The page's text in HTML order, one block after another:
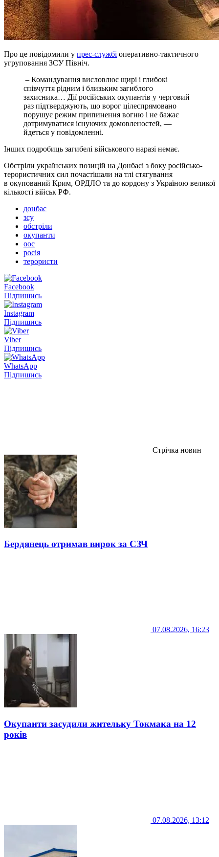
Про це повідомили у прес-службі оперативно-тактичного
угруповання ЗСУ Північ.
– Командування висловлює щирі і глибокі
співчуття рідним і близьким загиблого
захисника… Дії російських окупантів у черговий
раз підтверджують, що ворог цілеспрямовано
порушує режим припинення вогню і не бажає
дотримуватися існуючих домовленостей, —
йдеться у повідомленні.
Інших подробиць загибелі військового наразі немає.
Обстріли українських позицій на Донбасі з боку російсько-
терористичних сил почастішали на тлі стягування
в окупований Крим, ОРДЛО та до кордону з Україною великої
кількості військ РФ.
донбас
зсу
обстріли
окупанти
оос
росія
терористи
Facebook
Підпишись
Instagram
Підпишись
Viber
Підпишись
WhatsApp
Підпишись
Стрічка новин
Бердянець отримав вирок за СЗЧ
07.08.2026, 16:23
Окупанти засудили жительку Токмака на 12
років
07.08.2026, 13:12